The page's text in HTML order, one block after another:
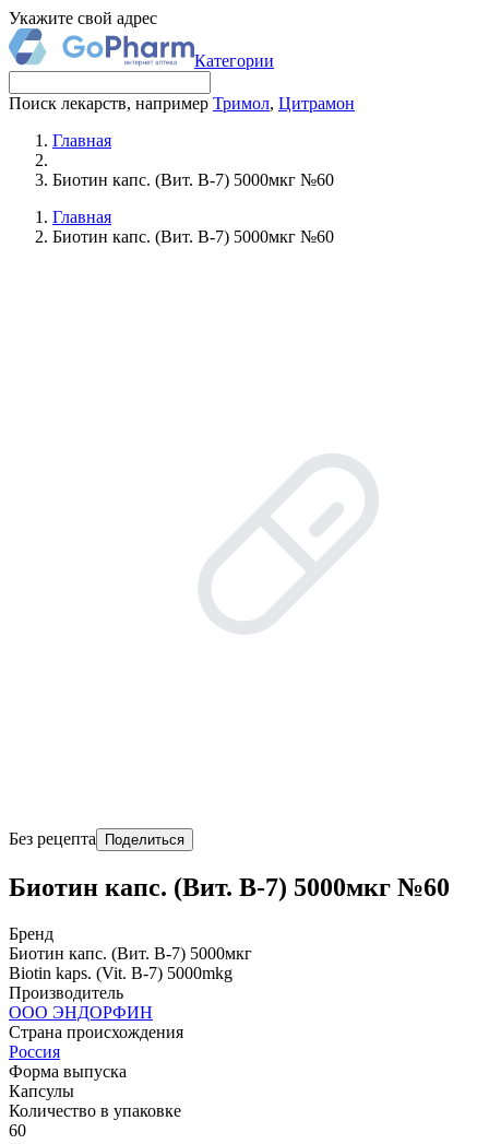
Укажите свой адрес
Категории
Поиск лекарств, например Тримол, Цитрамон
Главная
Биотин капс. (Вит. B-7) 5000мкг №60
Главная
Биотин капс. (Вит. B-7) 5000мкг №60
Без рецепта Поделиться
Биотин капс. (Вит. B-7) 5000мкг №60
Бренд
Биотин капс. (Вит. B-7) 5000мкг
Biotin kaps. (Vit. B-7) 5000mkg
Производитель
ООО ЭНДОРФИН
Страна происхождения
Россия
Форма выпуска
Капсулы
Количество в упаковке
60